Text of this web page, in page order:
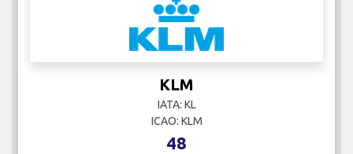
KLM
IATA: KL
ICAO: KLM
48